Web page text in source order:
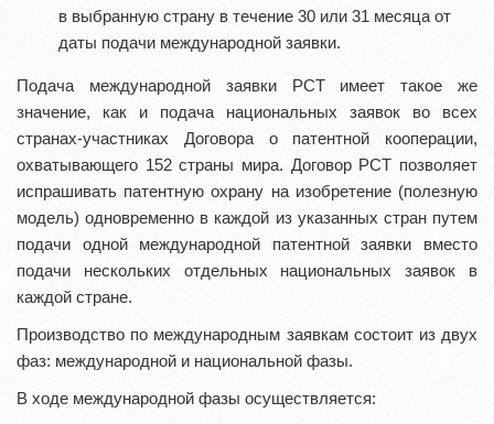
в выбранную страну в течение 30 или 31 месяца от
даты подачи международной заявки.
Подача международной заявки РСТ имеет такое же
значение, как и подача национальных заявок во всех
странах-участниках Договора о патентной кооперации,
охватывающего 152 страны мира. Договор РСТ позволяет
испрашивать патентную охрану на изобретение (полезную
модель) одновременно в каждой из указанных стран путем
подачи одной международной патентной заявки вместо
подачи нескольких отдельных национальных заявок в
каждой стране.
Производство по международным заявкам состоит из двух
фаз: международной и национальной фазы.
В ходе международной фазы осуществляется: